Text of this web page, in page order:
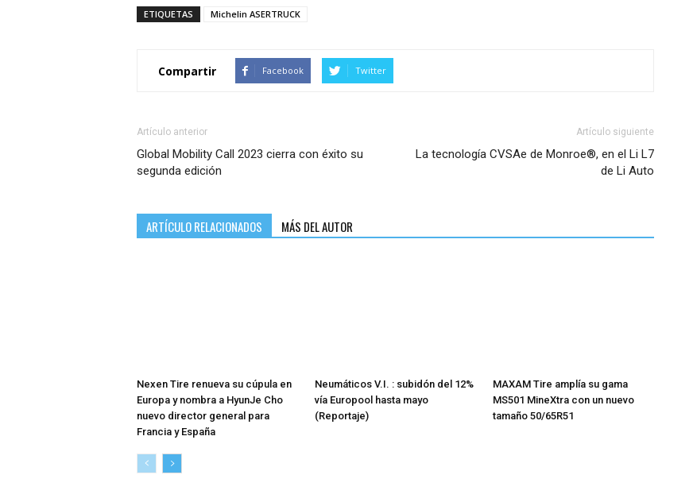
ETIQUETAS Michelin ASERTRUCK
Compartir Facebook Twitter
Artículo anterior
Global Mobility Call 2023 cierra con éxito su
segunda edición
Artículo siguiente
La tecnología CVSAe de Monroe®, en el Li L7
de Li Auto
ARTÍCULO RELACIONADOS MÁS DEL AUTOR
Nexen Tire renueva su cúpula en
Europa y nombra a HyunJe Cho
nuevo director general para
Francia y España
Neumáticos V.I. : subidón del 12%
vía Europool hasta mayo
(Reportaje)
MAXAM Tire amplía su gama
MS501 MineXtra con un nuevo
tamaño 50/65R51